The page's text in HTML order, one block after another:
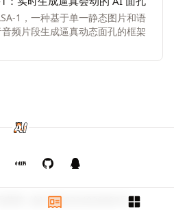
1，一种基于单一静态图片和语
频片段生成逼真动态面孔的框架
渝ICP备2024026682号